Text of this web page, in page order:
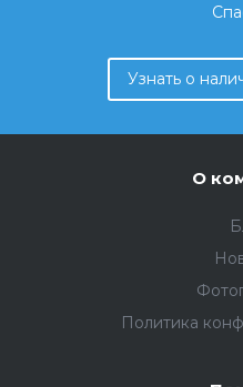
Узнать о
О
Политика